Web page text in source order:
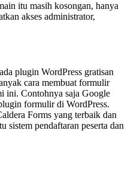
itu masih kosongan, hanya
akses administrator,
plugin WordPress gratisan
cara membuat formulir
ini. Contohnya saja Google
formulir di WordPress.
Forms yang terbaik dan
sistem pendaftaran peserta dan